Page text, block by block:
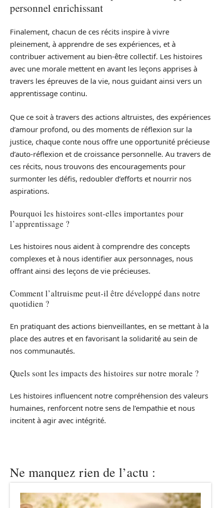
personnel enrichissant
Finalement, chacun de ces récits inspire à vivre
pleinement, à apprendre de ses expériences, et à
contribuer activement au bien-être collectif. Les histoires
avec une morale mettent en avant les leçons apprises à
travers les épreuves de la vie, nous guidant ainsi vers un
apprentissage continu.
Que ce soit à travers des actions altruistes, des expériences
d’amour profond, ou des moments de réflexion sur la
justice, chaque conte nous offre une opportunité précieuse
d’auto-réflexion et de croissance personnelle. Au travers de
ces récits, nous trouvons des encouragements pour
surmonter les défis, redoubler d’efforts et nourrir nos
aspirations.
Pourquoi les histoires sont-elles importantes pour
l’apprentissage ?
Les histoires nous aident à comprendre des concepts
complexes et à nous identifier aux personnages, nous
offrant ainsi des leçons de vie précieuses.
Comment l’altruisme peut-il être développé dans notre
quotidien ?
En pratiquant des actions bienveillantes, en se mettant à la
place des autres et en favorisant la solidarité au sein de
nos communautés.
Quels sont les impacts des histoires sur notre morale ?
Les histoires influencent notre compréhension des valeurs
humaines, renforcent notre sens de l’empathie et nous
incitent à agir avec intégrité.
Ne manquez rien de l’actu :